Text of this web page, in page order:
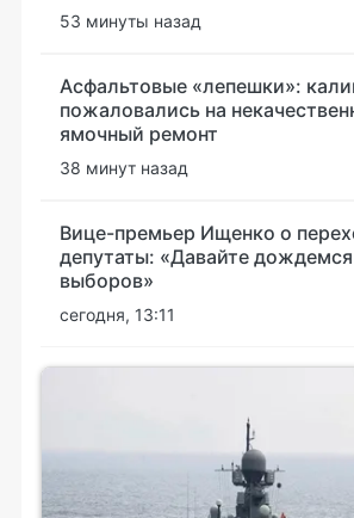
53 минуты назад
Асфальтовые «лепешки»:
пожаловались на
ямочный ремонт
38 минут назад
Вице-премьер Ищенко о
депутаты: «Давайте дождемся
выборов»
сегодня, 13:11